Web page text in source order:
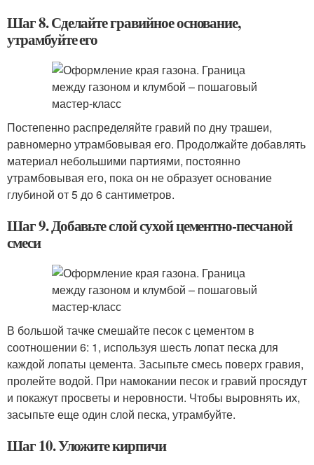
Шаг 8. Сделайте гравийное основание,
утрамбуйте его
Постепенно распределяйте гравий по дну трашеи,
равномерно утрамбовывая его. Продолжайте добавлять
материал небольшими партиями, постоянно
утрамбовывая его, пока он не образует основание
глубиной от 5 до 6 сантиметров.
Шаг 9. Добавьте слой сухой цементно-песчаной
смеси
В большой тачке смешайте песок с цементом в
соотношении 6: 1, используя шесть лопат песка для
каждой лопаты цемента. Засыпьте смесь поверх гравия,
пролейте водой. При намокании песок и гравий просядут
и покажут просветы и неровности. Чтобы выровнять их,
засыпьте еще один слой песка, утрамбуйте.
Шаг 10. Уложите кирпичи